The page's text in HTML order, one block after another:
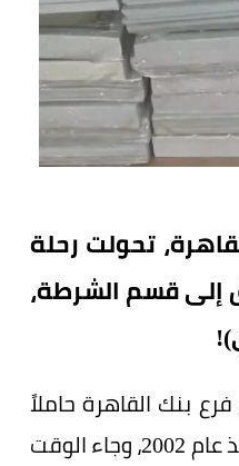
تحولت رحلة
إلى قسم الشرطة،
بنك القاهرة حاملاً
وثائق وقسائم ودائع قديمة. ادعى أن والده أودع هذه المبالغ باسمه في مصر منذ عام 2002، وجاء الوقت